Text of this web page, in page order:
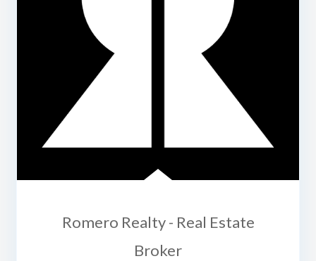
Romero Realty - Real Estate
Broker